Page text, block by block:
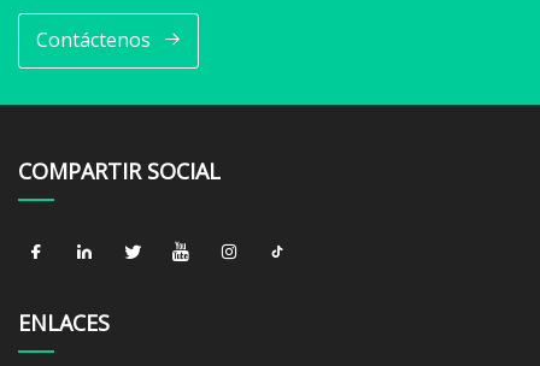
Contáctenos
COMPARTIR SOCIAL
ENLACES